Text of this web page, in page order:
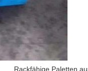
Rackfähige Paletten